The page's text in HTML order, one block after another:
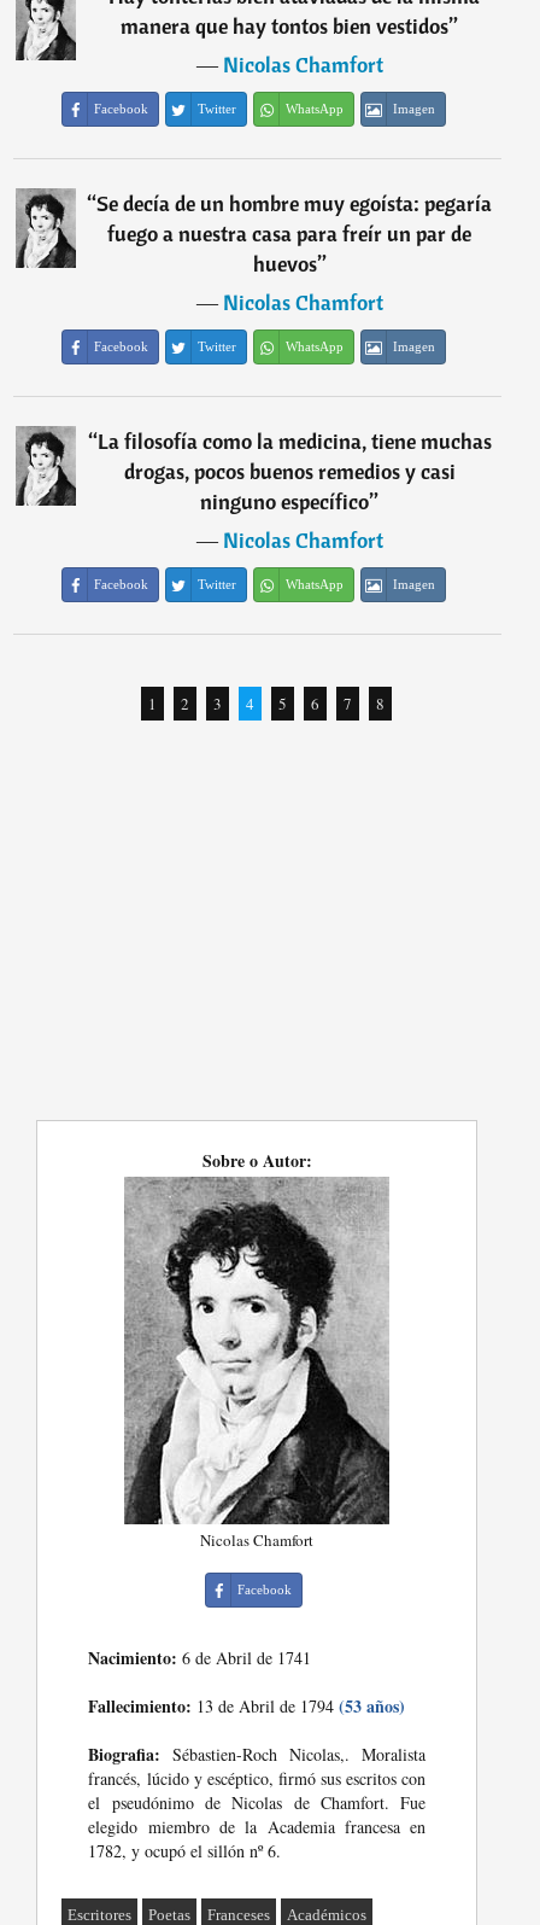
manera que hay tontos bien vestidos”
―Nicolas Chamfort
Facebook Twitter WhatsApp Imagen
“Se decía de un hombre muy egoísta: pegaría
fuego a nuestra casa para freír un par de
huevos”
―Nicolas Chamfort
Facebook Twitter WhatsApp Imagen
“La filosofía como la medicina, tiene muchas
drogas, pocos buenos remedios y casi
ninguno específico”
―Nicolas Chamfort
Facebook Twitter WhatsApp Imagen
1 2 3 4 5 6 7 8
Sobre o Autor:
Nicolas Chamfort
Facebook
Nacimiento: 6 de Abril de 1741
Fallecimiento: 13 de Abril de 1794(53 años)
Biografia: Sébastien-Roch Nicolas,. Moralista
francés, lúcido y escéptico, firmó sus escritos con
el pseudónimo de Nicolas de Chamfort. Fue
elegido miembro de la Academia francesa en
1782, y ocupó el sillón nº 6.
Escritores Poetas Franceses Académicos